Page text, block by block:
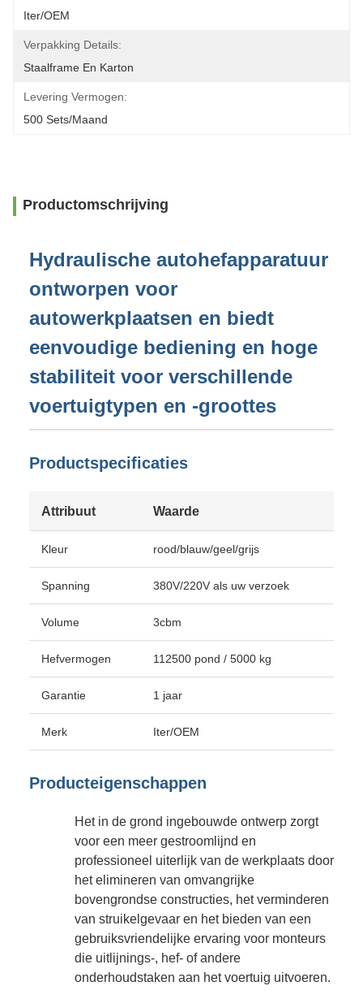
Iter/OEM
Verpakking Details:
Staalframe En Karton
Levering Vermogen:
500 Sets/maand
Productomschrijving
Hydraulische autohefapparatuur
ontworpen voor
autowerkplaatsen en biedt
eenvoudige bediening en hoge
stabiliteit voor verschillende
voertuigtypen en -groottes
Productspecificaties
Attribuut Waarde
Kleur rood/blauw/geel/grijs
Spanning 380V/220V als uw verzoek
Volume 3cbm
Hefvermogen 112500 pond / 5000 kg
Garantie 1 jaar
Merk Iter/OEM
Producteigenschappen
Het in de grond ingebouwde ontwerp zorgt
voor een meer gestroomlijnd en
professioneel uiterlijk van de werkplaats door
het elimineren van omvangrijke
bovengrondse constructies, het verminderen
van struikelgevaar en het bieden van een
gebruiksvriendelijke ervaring voor monteurs
die uitlijnings-, hef- of andere
onderhoudstaken aan het voertuig uitvoeren.